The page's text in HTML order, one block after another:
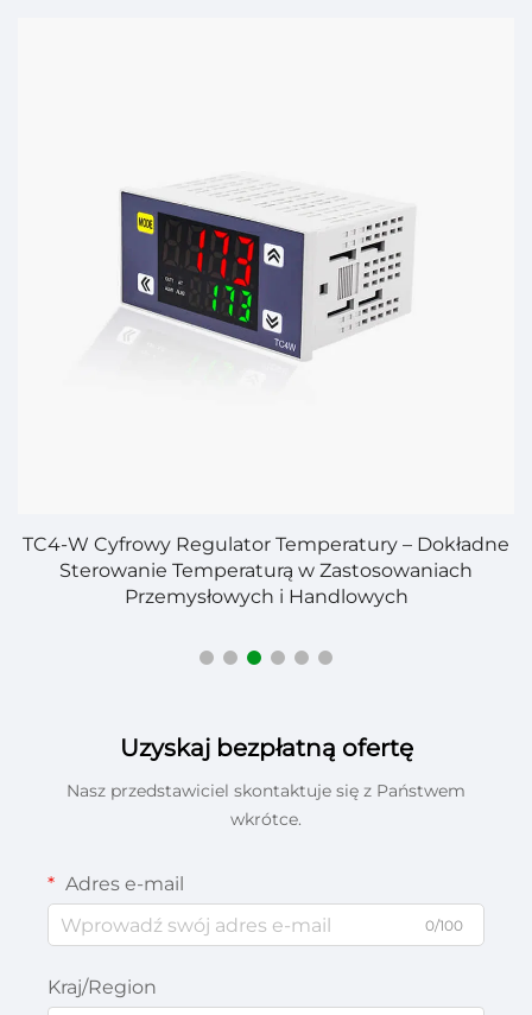
TC4-W Cyfrowy Regulator Temperatury – Dokładne
Sterowanie Temperaturą w Zastosowaniach
Przemysłowych i Handlowych
Uzyskaj bezpłatną ofertę
Nasz przedstawiciel skontaktuje się z Państwem
wkrótce.
Adres e-mail
0/100
Kraj/Region